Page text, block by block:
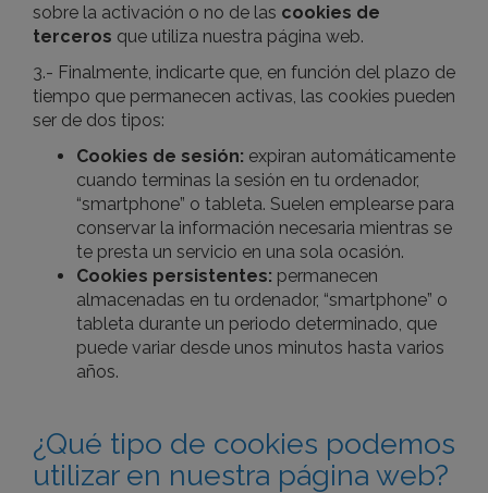
sobre la activación o no de las cookies de
terceros que utiliza nuestra página web.
3.- Finalmente, indicarte que, en función del plazo de
tiempo que permanecen activas, las cookies pueden
ser de dos tipos:
Cookies de sesión: expiran automáticamente
cuando terminas la sesión en tu ordenador,
“smartphone” o tableta. Suelen emplearse para
conservar la información necesaria mientras se
te presta un servicio en una sola ocasión.
Cookies persistentes: permanecen
almacenadas en tu ordenador, “smartphone” o
tableta durante un periodo determinado, que
puede variar desde unos minutos hasta varios
años.
¿Qué tipo de cookies podemos
utilizar en nuestra página web?